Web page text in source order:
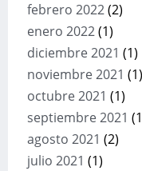
febrero 2022(2)
enero 2022(1)
diciembre 2021 (1)
noviembre 2021 (1)
octubre 2021 (1)
septiembre 2021
agosto 2021 (2)
julio 2021 (1)